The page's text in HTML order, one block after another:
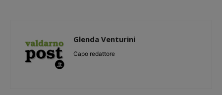
Glenda Venturini
Capo redattore